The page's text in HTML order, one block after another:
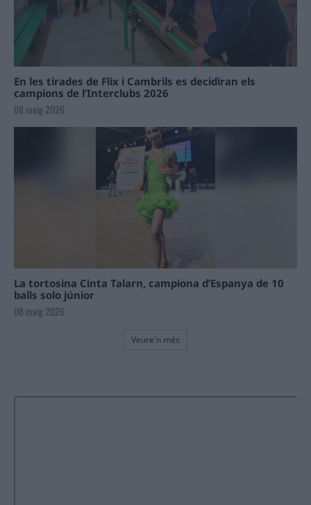
En les tirades de Flix i Cambrils es decidiran els
campions de l’Interclubs 2026
08 maig 2026
La tortosina Cinta Talarn, campiona d’Espanya de 10
balls solo júnior
08 maig 2026
Veure'n més